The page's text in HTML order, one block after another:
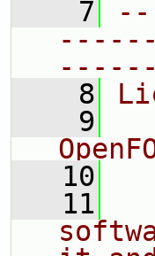
    7
    8
    9
   10
   11